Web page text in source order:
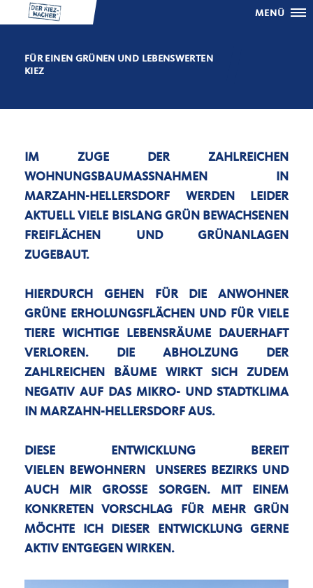
MENÜ
FÜR EINEN GRÜNEN UND LEBENSWERTEN
KIEZ
IM ZUGE DER ZAHLREICHEN
WOHNUNGSBAUMASSNAHMEN IN
MARZAHN-HELLERSDORF WERDEN LEIDER A
KTUELL VIELE BISLANG GRÜN BEWACHSENEN F
REIFLÄCHEN UND GRÜNANLAGEN Z
UGEBAUT.
HIERDURCH GEHEN FÜR DIE ANWOHNER
GRÜNE ERHOLUNGSFLÄCHEN UND FÜR VIELE
TIERE WICHTIGE LEBENSRÄUME DAUERHAFT
VERLOREN. DIE ABHOLZUNG DER
ZAHLREICHEN BÄUME WIRKT SICH ZUDEM
NEGATIV AUF DAS MIKRO- UND STADTKLIMA
IN MARZAHN-HELLERSDORF AUS.
DIESE ENTWICKLUNG BEREIT
VIELEN BEWOHNERN UNSERES BEZIRKS UND
AUCH MIR GROSSE SORGEN. MIT EINEM K
ONKRETEN VORSCHLAG FÜR MEHR GRÜN M
ÖCHTE ICH DIESER ENTWICKLUNG GERNE A
KTIV ENTGEGEN WIRKEN.